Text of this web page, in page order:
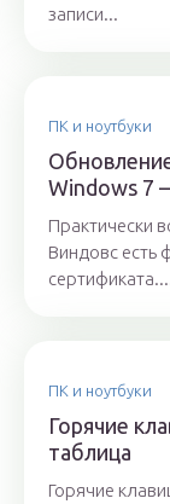
записи...
ПК и ноутбуки
Windows 7
Практически
Виндовс есть
ПК и ноутбуки
Горячие
таблица
Горячие